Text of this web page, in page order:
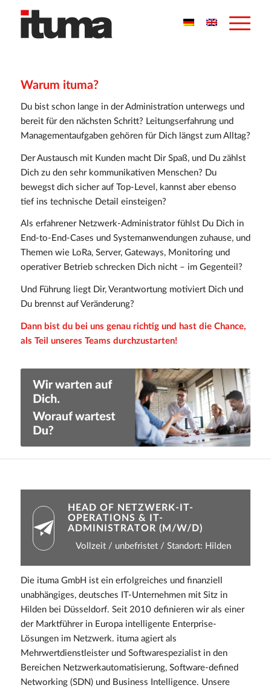
Warum ituma?
Du bist schon lange in der Administration unterwegs und
bereit für den nächsten Schritt? Leitungserfahrung und
Managementaufgaben gehören für Dich längst zum Alltag?
Der Austausch mit Kunden macht Dir Spaß, und Du zählst
Dich zu den sehr kommunikativen Menschen? Du
bewegst dich sicher auf Top-Level, kannst aber ebenso
tief ins technische Detail einsteigen?
Als erfahrener Netzwerk-Administrator fühlst Du Dich in
End-to-End-Cases und Systemanwendungen zuhause, und
Themen wie LoRa, Server, Gateways, Monitoring und
operativer Betrieb schrecken Dich nicht – im Gegenteil?
Und Führung liegt Dir, Verantwortung motiviert Dich und
Du brennst auf Veränderung?
Dann bist du bei uns genau richtig und hast die Chance,
als Teil unseres Teams durchzustarten!
HEAD OF NETZWERK-IT-
OPERATIONS & IT-
ADMINISTRATOR (M/W/D)
Vollzeit / unbefristet / Standort: Hilden
Die ituma GmbH ist ein erfolgreiches und finanziell
unabhängiges, deutsches IT-Unternehmen mit Sitz in
Hilden bei Düsseldorf. Seit 2010 definieren wir als einer
der Marktführer in Europa intelligente Enterprise-
Lösungen im Netzwerk. ituma agiert als
Mehrwertdienstleister und Softwarespezialist in den
Bereichen Netzwerkautomatisierung, Software-defined
Networking (SDN) und Business Intelligence. Unsere